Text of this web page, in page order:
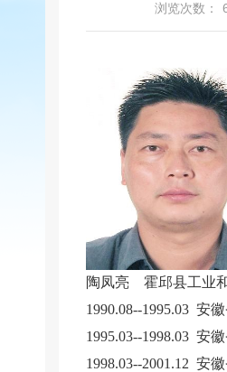
浏览次数：
陶凤亮 霍邱县工业
1990.08--1995.03 安
1995.03--1998.03 安
1998.03--2001.12 安